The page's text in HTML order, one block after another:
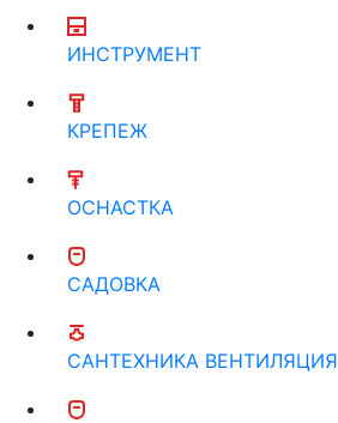
ИНСТРУМЕНТ
КРЕПЕЖ
ОСНАСТКА
САДОВКА
САНТЕХНИКА ВЕНТИЛЯЦИЯ